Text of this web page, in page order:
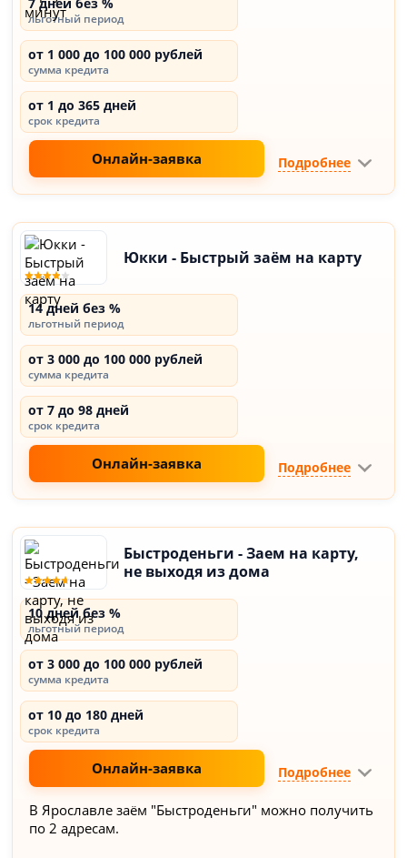
льготный период
от 1 000 до 100 000 рублей
сумма кредита
от 1 до 365 дней
срок кредита
Онлайн-заявка Подробнее
Юкки - Быстрый заём на карту
14 дней без %
льготный период
от 3 000 до 100 000 рублей
сумма кредита
от 7 до 98 дней
срок кредита
Онлайн-заявка Подробнее
Быстроденьги - Заем на карту,
не выходя из дома
10 дней без %
льготный период
от 3 000 до 100 000 рублей
сумма кредита
от 10 до 180 дней
срок кредита
Онлайн-заявка Подробнее
В Ярославле заём "Быстроденьги" можно получить
по 2 адресам.